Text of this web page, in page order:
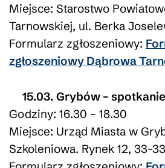
Miejsce: Starostwo
Tarnowskiej, ul. Berka
Formularz zgłoszeniowy:
zgłoszeniowy Dąbrowa
15.03. Grybów –
Godziny: 16.30 – 18.30
Miejsce: Urząd Miasta w
Szkoleniowa. Rynek 12, 33-